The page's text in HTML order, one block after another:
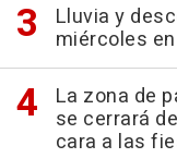
Lluvia y
miércoles
La zona de
se cerrará
cara a las